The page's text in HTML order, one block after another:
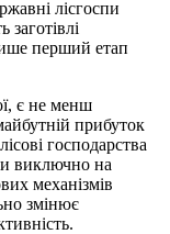
лісгоспи
перший етап
є не менш
прибуток
господарства
виключно на
механізмів
змінює